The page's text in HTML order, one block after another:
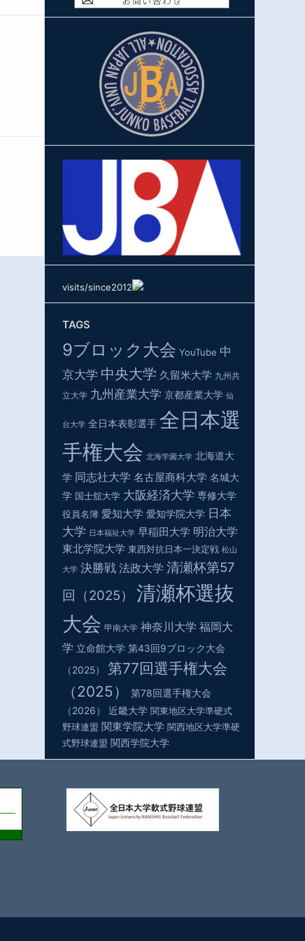
visits/since2012
TAGS
9ブロック大会 YouTube 中
京大学 中央大学 久留米大学 九州共
立大学 九州産業大学 京都産業大学 仙
台大学 全日本表彰選手 全日本選
手権大会 北海学園大学 北海道大
学 同志社大学 名古屋商科大学 名城大
学 国士舘大学 大阪経済大学 専修大学
役員名簿 愛知大学 愛知学院大学 日本
大学 日本福祉大学 早稲田大学 明治大学
東北学院大学 東西対抗日本一決定戦 松山
大学 決勝戦 法政大学 清瀬杯第57
回（2025）
清瀬杯選抜
大会 甲南大学 神奈川大学 福岡大
学 立命館大学 第43回9ブロック大会
（2025）
第77回選手権大会
（2025）
第78回選手権大会
（2026）
近畿大学 関東地区大学準硬式
野球連盟 関東学院大学 関西地区大学準硬
式野球連盟 関西学院大学